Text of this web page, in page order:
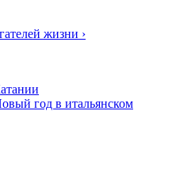
жизни ›
год в итальянском